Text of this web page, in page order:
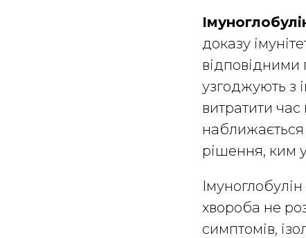
доказу
відповідними
узгоджують з
витратити
наближається
рішення, ким
хвороба не
симптомів,